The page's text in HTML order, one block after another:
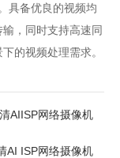
具备优良的视频均
，同时支持高速同
的视频处理需求。
AIISP网络摄像机
AI ISP网络摄像机